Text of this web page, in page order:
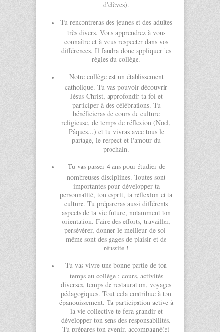
d'élèves).
Tu rencontreras des jeunes et des adultes
très divers. Vous apprendrez à vous
connaître et à vous respecter dans vos
différences. Il faudra donc appliquer les
règles du collège.
Notre collège est un établissement
catholique. Tu vas pouvoir découvrir
Jésus-Christ, approfondir ta foi et
participer à des célébrations. Tu
bénéficieras de cours de culture
religieuse, de temps de réflexion (Noël,
Pâques...) et tu vivras avec tous le
partage, le respect et l'amour du
prochain.
Tu vas passer 4 ans pour étudier de
nombreuses disciplines. Toutes sont
importantes pour développer ta
personnalité, ton esprit, ta réflexion et ta
culture. Tu prépareras aussi différents
aspects de ta vie future, notamment ton
orientation. Faire des efforts, travailler,
persévérer, donner le meilleur de soi-
même sont des gages de plaisir et de
réussite !
Tu vas vivre une bonne partie de ton
temps au collège : cours, activités
diverses, temps de restauration, voyages
pédagogiques. Tout cela contribue à ton
épanouissement. Ta participation active à
la vie collective te fera grandir et
développer ton sens des responsabilités.
Tu prépares ton avenir, accompagné(e)